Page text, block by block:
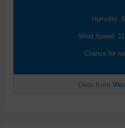
Humidity:
Wind Speed:
Chance for
Data from